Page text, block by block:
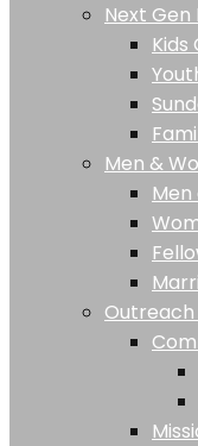
Next Gen
Kids
Men &
Men
Outreach